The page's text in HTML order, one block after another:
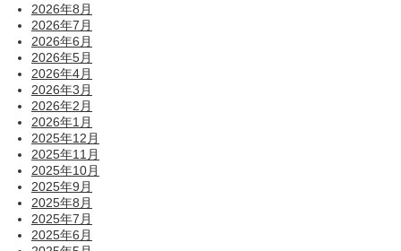
2026年8月
2026年7月
2026年6月
2026年5月
2026年4月
2026年3月
2026年2月
2026年1月
2025年12月
2025年11月
2025年10月
2025年9月
2025年8月
2025年7月
2025年6月